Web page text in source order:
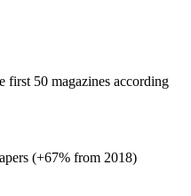
50 magazines according
(+67% from 2018)